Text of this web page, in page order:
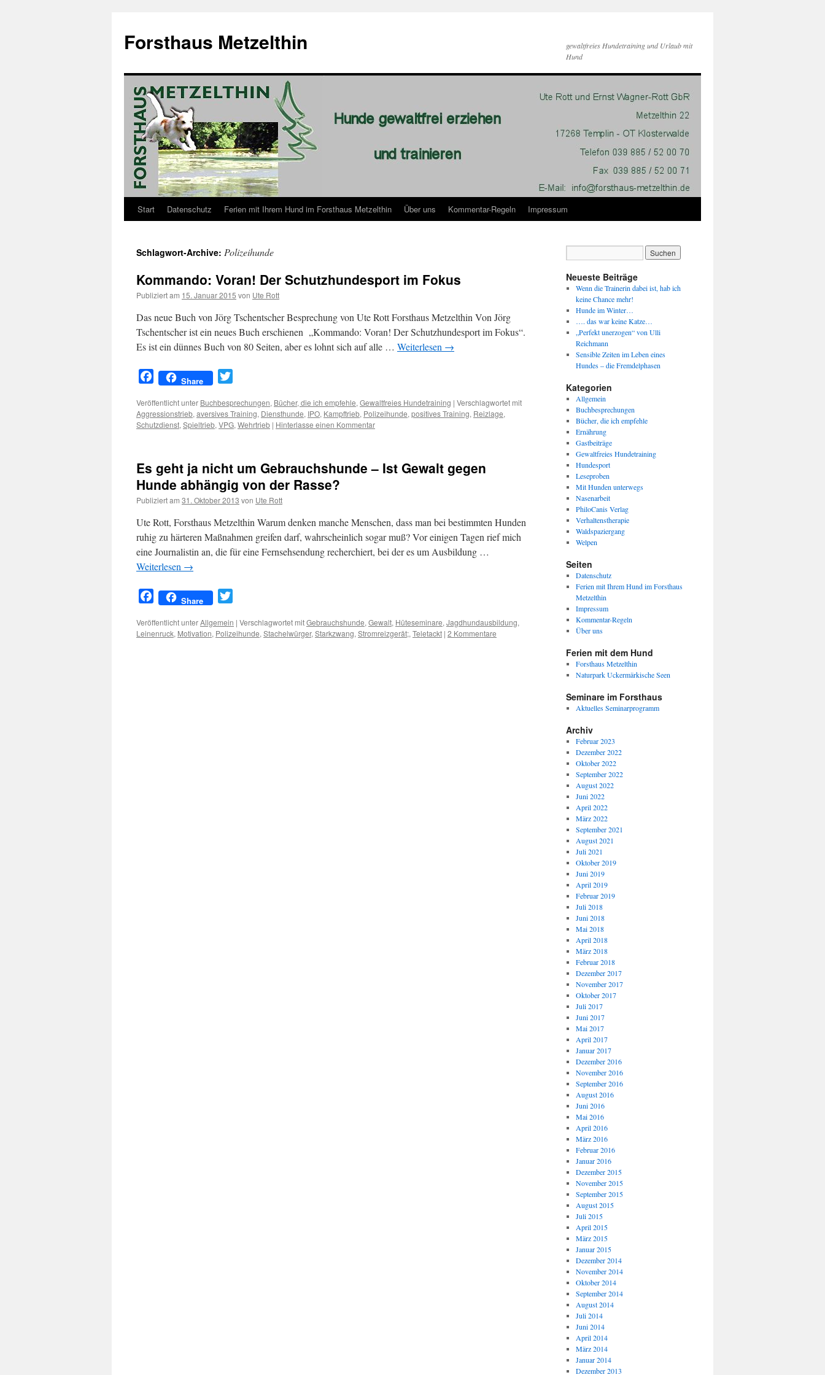
Forsthaus Metzelthin
gewaltfreies Hundetraining und Urlaub mit
Hund
Springe
Inhalt
Start Datenschutz Ferien mit Ihrem Hund im Forsthaus Metzelthin Über uns Kommentar-Regeln Impressum
Schlagwort-Archive: Polizeihunde
Kommando: Voran! Der Schutzhundesport im Fokus
Publiziert am 15. Januar 2015 von Ute Rott
Das neue Buch von Jörg Tschentscher Besprechung von Ute Rott Forsthaus Metzelthin Von Jörg
Tschentscher ist ein neues Buch erschienen „Kommando: Voran! Der Schutzhundesport im Fokus“.
Es ist ein dünnes Buch von 80 Seiten, aber es lohnt sich auf alle … Weiterlesen →
FacebookShare
Veröffentlicht unter Buchbesprechungen, Bücher, die ich empfehle, Gewaltfreies Hundetraining | Verschlagwortet mit
Aggressionstrieb, aversives Training, Diensthunde, IPO, Kampftrieb, Polizeihunde, positives Training, Reizlage,
Schutzdienst, Spieltrieb, VPG, Wehrtrieb | Hinterlasse einen Kommentar
Es geht ja nicht um Gebrauchshunde – Ist Gewalt gegen
Hunde abhängig von der Rasse?
Publiziert am 31. Oktober 2013 von Ute Rott
Ute Rott, Forsthaus Metzelthin Warum denken manche Menschen, dass man bei bestimmten Hunden
ruhig zu härteren Maßnahmen greifen darf, wahrscheinlich sogar muß? Vor einigen Tagen rief mich
eine Journalistin an, die für eine Fernsehsendung recherchiert, bei der es um Ausbildung …
Weiterlesen →
FacebookShare
Veröffentlicht unterAllgemein | Verschlagwortet mitGebrauchshunde, Gewalt, Hüteseminare, Jagdhundausbildung,
Leinenruck, Motivation, Polizeihunde, Stachelwürger, Starkzwang, Stromreizgerät;, Teletackt | 2 Kommentare
Neueste Beiträge
Wenn die Trainerin dabei ist, hab ich
keine Chance mehr!
Hunde im Winter…
…. das war keine Katze…
„Perfekt unerzogen“ von Ulli
Reichmann
Sensible Zeiten im Leben eines
Hundes – die Fremdelphasen
Kategorien
Allgemein
Buchbesprechungen
Bücher, die ich empfehle
Ernährung
Gastbeiträge
Gewaltfreies Hundetraining
Hundesport
Leseproben
Mit Hunden unterwegs
Nasenarbeit
PhiloCanis Verlag
Verhaltenstherapie
Waldspaziergang
Welpen
Seiten
Datenschutz
Ferien mit Ihrem Hund im Forsthaus
Metzelthin
Impressum
Kommentar-Regeln
Über uns
Ferien mit dem Hund
Forsthaus Metzelthin
Naturpark Uckermärkische Seen
Seminare im Forsthaus
Aktuelles Seminarprogramm
Archiv
Februar 2023
Dezember 2022
Oktober 2022
September 2022
August 2022
Juni 2022
April 2022
März 2022
September 2021
August 2021
Juli 2021
Oktober 2019
Juni 2019
April 2019
Februar 2019
Juli 2018
Juni 2018
Mai 2018
April 2018
März 2018
Februar 2018
Dezember 2017
November 2017
Oktober 2017
Juli 2017
Juni 2017
Mai 2017
April 2017
Januar 2017
Dezember 2016
November 2016
September 2016
August 2016
Juni 2016
Mai 2016
April 2016
März 2016
Februar 2016
Januar 2016
Dezember 2015
November 2015
September 2015
August 2015
Juli 2015
April 2015
März 2015
Januar 2015
Dezember 2014
November 2014
Oktober 2014
September 2014
August 2014
Juli 2014
Juni 2014
April 2014
März 2014
Januar 2014
Dezember 2013